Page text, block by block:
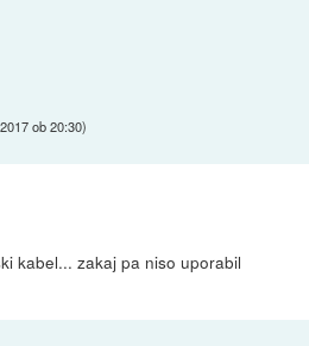
ob 20:30)
kabel... zakaj pa niso uporabil